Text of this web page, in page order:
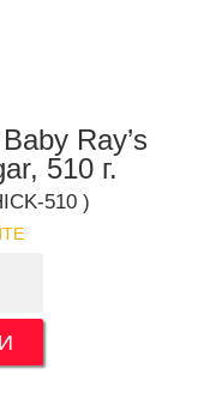
Ray’s
510 г.
510 )